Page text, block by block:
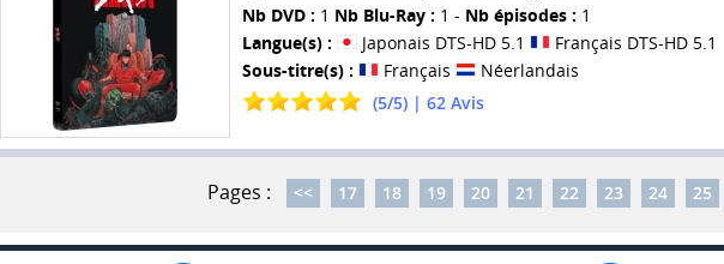
Nb DVD : 1 Nb Blu-Ray : 1 - Nb épisodes : 1
Langue(s) :
Japonais DTS-HD 5.1
Français DTS-HD 5.1
Sous-titre(s) :
Français
Néerlandais
(5/5) | 62Avis
Pages : << 17 18 19 20 21 22 23 24 25